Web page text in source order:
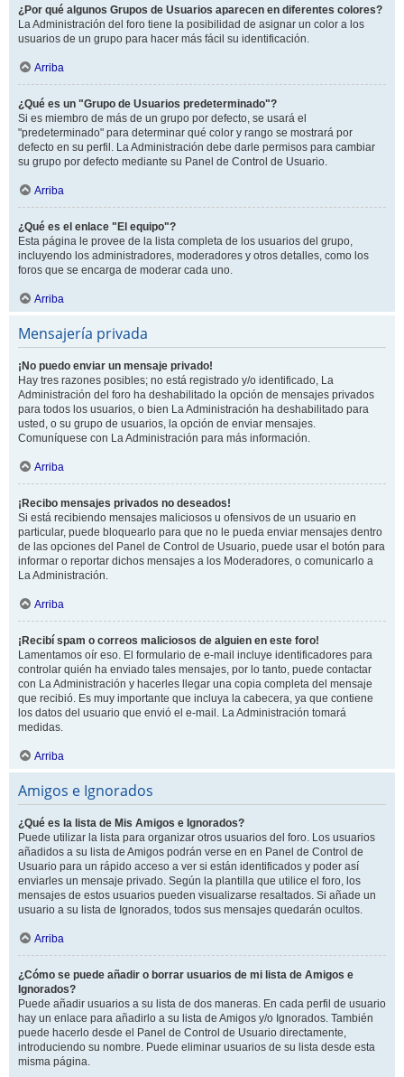
¿Por qué algunos Grupos de Usuarios aparecen en diferentes colores?
La Administración del foro tiene la posibilidad de asignar un color a los
usuarios de un grupo para hacer más fácil su identificación.
Arriba
¿Qué es un "Grupo de Usuarios predeterminado"?
Si es miembro de más de un grupo por defecto, se usará el
"predeterminado" para determinar qué color y rango se mostrará por
defecto en su perfil. La Administración debe darle permisos para cambiar
su grupo por defecto mediante su Panel de Control de Usuario.
Arriba
¿Qué es el enlace "El equipo"?
Esta página le provee de la lista completa de los usuarios del grupo,
incluyendo los administradores, moderadores y otros detalles, como los
foros que se encarga de moderar cada uno.
Arriba
Mensajería privada
¡No puedo enviar un mensaje privado!
Hay tres razones posibles; no está registrado y/o identificado, La
Administración del foro ha deshabilitado la opción de mensajes privados
para todos los usuarios, o bien La Administración ha deshabilitado para
usted, o su grupo de usuarios, la opción de enviar mensajes.
Comuníquese con La Administración para más información.
Arriba
¡Recibo mensajes privados no deseados!
Si está recibiendo mensajes maliciosos u ofensivos de un usuario en
particular, puede bloquearlo para que no le pueda enviar mensajes dentro
de las opciones del Panel de Control de Usuario, puede usar el botón para
informar o reportar dichos mensajes a los Moderadores, o comunicarlo a
La Administración.
Arriba
¡Recibí spam o correos maliciosos de alguien en este foro!
Lamentamos oír eso. El formulario de e-mail incluye identificadores para
controlar quién ha enviado tales mensajes, por lo tanto, puede contactar
con La Administración y hacerles llegar una copia completa del mensaje
que recibió. Es muy importante que incluya la cabecera, ya que contiene
los datos del usuario que envió el e-mail. La Administración tomará
medidas.
Arriba
Amigos e Ignorados
¿Qué es la lista de Mis Amigos e Ignorados?
Puede utilizar la lista para organizar otros usuarios del foro. Los usuarios
añadidos a su lista de Amigos podrán verse en en Panel de Control de
Usuario para un rápido acceso a ver si están identificados y poder así
enviarles un mensaje privado. Según la plantilla que utilice el foro, los
mensajes de estos usuarios pueden visualizarse resaltados. Si añade un
usuario a su lista de Ignorados, todos sus mensajes quedarán ocultos.
Arriba
¿Cómo se puede añadir o borrar usuarios de mi lista de Amigos e
Ignorados?
Puede añadir usuarios a su lista de dos maneras. En cada perfil de usuario
hay un enlace para añadirlo a su lista de Amigos y/o Ignorados. También
puede hacerlo desde el Panel de Control de Usuario directamente,
introduciendo su nombre. Puede eliminar usuarios de su lista desde esta
misma página.